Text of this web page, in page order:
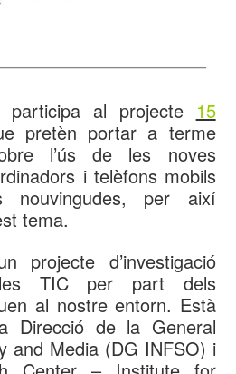
participa al projecte 15
pretèn portar a terme
l’ús de les noves
i telèfons mobils
nouvingudes, per així
tema.
projecte d’investigació
TIC per part dels
al nostre entorn. Està
Direcció de la General
and Media (DG INFSO) i